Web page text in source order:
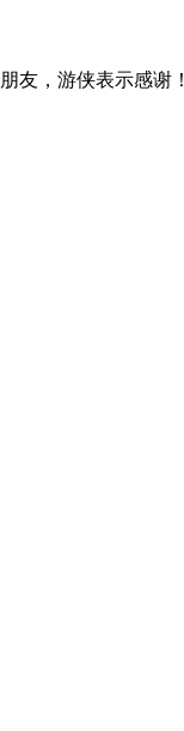
友，游侠表示感谢！